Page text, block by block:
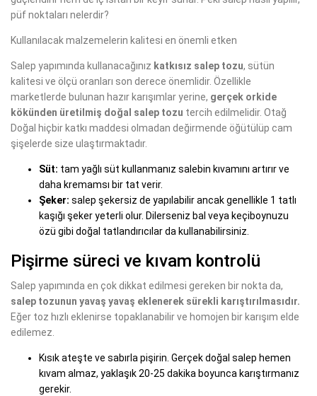
püf noktaları nelerdir?
Kullanılacak malzemelerin kalitesi en önemli etken
Salep yapımında kullanacağınız katkısız salep tozu, sütün
kalitesi ve ölçü oranları son derece önemlidir. Özellikle
marketlerde bulunan hazır karışımlar yerine, gerçek orkide
kökünden üretilmiş doğal salep tozu tercih edilmelidir. Otağ
Doğal hiçbir katkı maddesi olmadan değirmende öğütülüp cam
şişelerde size ulaştırmaktadır.
Süt: tam yağlı süt kullanmanız salebin kıvamını artırır ve
daha kremamsı bir tat verir.
Şeker: salep şekersiz de yapılabilir ancak genellikle 1 tatlı
kaşığı şeker yeterli olur. Dilerseniz bal veya keçiboynuzu
özü gibi doğal tatlandırıcılar da kullanabilirsiniz.
Pişirme süreci ve kıvam kontrolü
Salep yapımında en çok dikkat edilmesi gereken bir nokta da,
salep tozunun yavaş yavaş eklenerek sürekli karıştırılmasıdır.
Eğer toz hızlı eklenirse topaklanabilir ve homojen bir karışım elde
edilemez.
Kısık ateşte ve sabırla pişirin. Gerçek doğal salep hemen
kıvam almaz, yaklaşık 20-25 dakika boyunca karıştırmanız
gerekir.